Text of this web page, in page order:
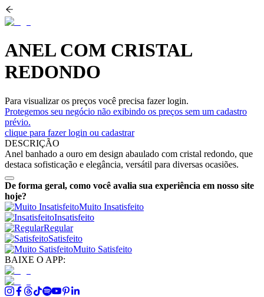
ANEL COM CRISTAL
REDONDO
Para visualizar os preços você precisa fazer login.
Protegemos seu negócio não exibindo os preços sem um cadastro
prévio.
clique para fazer login ou cadastrar
DESCRIÇÃO
Anel banhado a ouro em design abaulado com cristal redondo, que
destaca sofisticação e elegância, versátil para diversas ocasiões.
De forma geral, como você avalia sua experiência em nosso site
hoje?
Muito Insatisfeito
Insatisfeito
Regular
Satisfeito
Muito Satisfeito
BAIXE O APP: